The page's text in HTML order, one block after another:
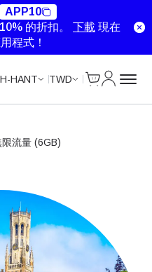
APP10
的折扣。 下載 現在
程式！
HANT TWD
流量 (6GB)